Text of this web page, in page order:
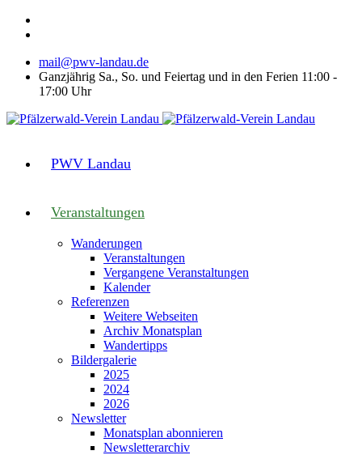
mail@pwv-landau.de
Ganzjährig Sa., So. und Feiertag und in den Ferien 11:00 -
17:00 Uhr
PWV Landau
Veranstaltungen
Wanderungen
Veranstaltungen
Vergangene Veranstaltungen
Kalender
Referenzen
Weitere Webseiten
Archiv Monatsplan
Wandertipps
Bildergalerie
2025
2024
2026
Newsletter
Monatsplan abonnieren
Newsletterarchiv